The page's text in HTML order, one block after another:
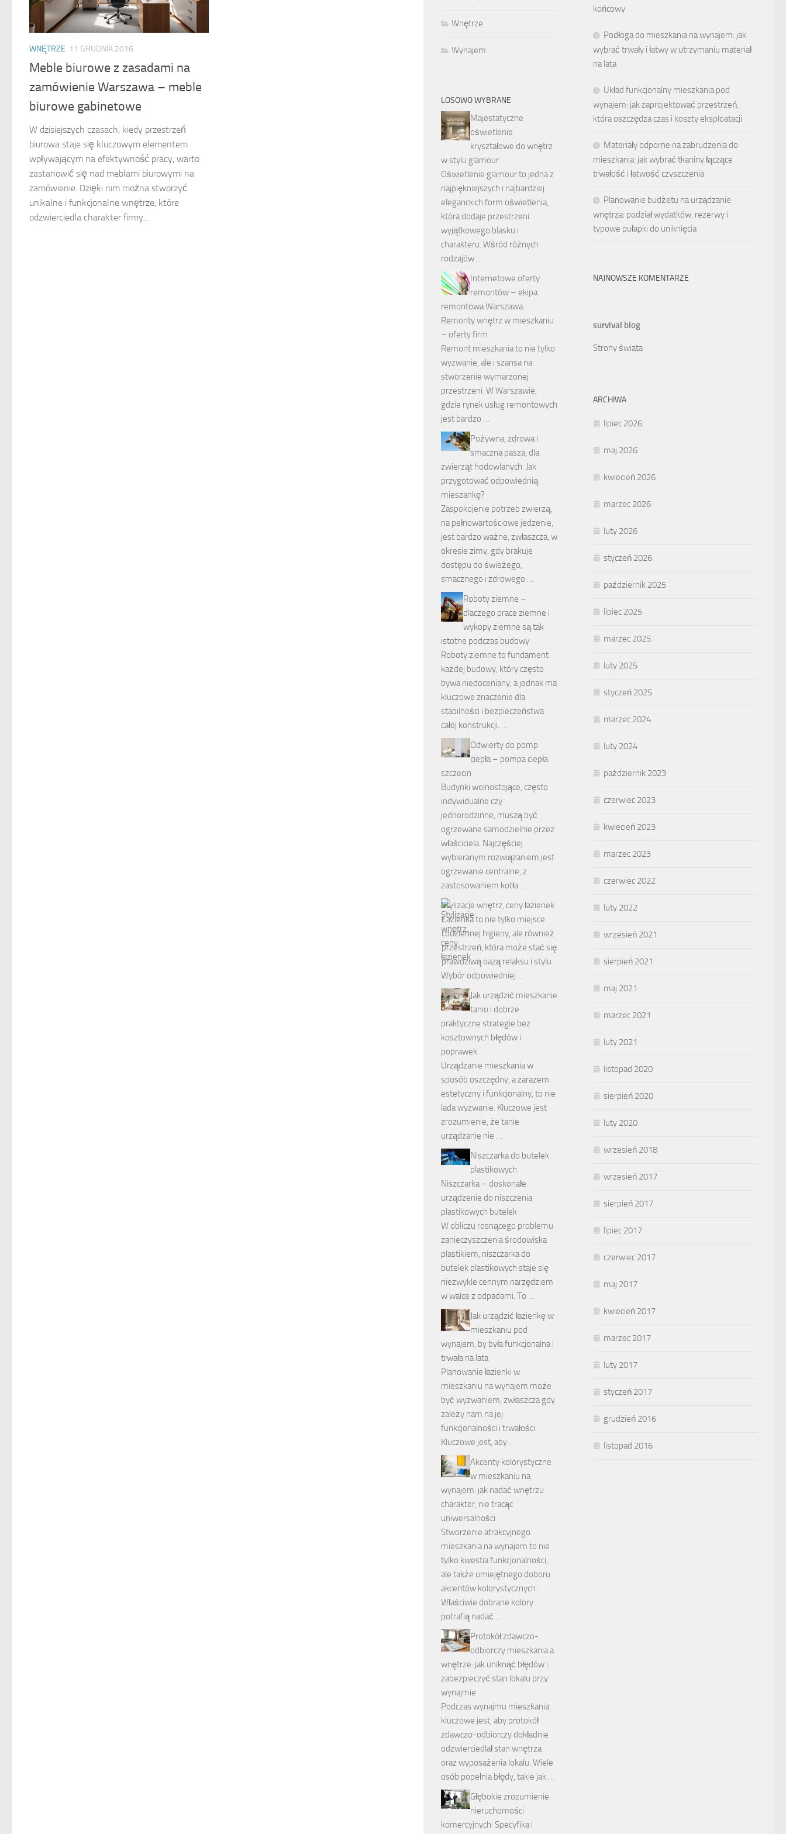
WNĘTRZE 11 GRUDNIA 2016
Meble biurowe z zasadami na
zamówienie Warszawa – meble
biurowe gabinetowe
W dzisiejszych czasach, kiedy przestrzeń
biurowa staje się kluczowym elementem
wpływającym na efektywność pracy, warto
zastanowić się nad meblami biurowymi na
zamówienie. Dzięki nim można stworzyć
unikalne i funkcjonalne wnętrze, które
odzwierciedla charakter firmy...
końcowy
Podłoga do mieszkania na wynajem: jak
wybrać trwały i łatwy w utrzymaniu materiał
na lata
Układ funkcjonalny mieszkania pod
wynajem: jak zaprojektować przestrzeń,
która oszczędza czas i koszty eksploatacji
Materiały odporne na zabrudzenia do
mieszkania: jak wybrać tkaniny łączące
trwałość i łatwość czyszczenia
Planowanie budżetu na urządzanie
wnętrza: podział wydatków, rezerwy i
typowe pułapki do uniknięcia
NAJNOWSZE KOMENTARZE
survival blog
Strony świata
ARCHIWA
lipiec 2026
maj 2026
kwiecień 2026
marzec 2026
luty 2026
styczeń 2026
październik 2025
lipiec 2025
marzec 2025
luty 2025
styczeń 2025
marzec 2024
luty 2024
październik 2023
czerwiec 2023
kwiecień 2023
marzec 2023
czerwiec 2022
luty 2022
wrzesień 2021
sierpień 2021
maj 2021
marzec 2021
luty 2021
listopad 2020
sierpień 2020
luty 2020
wrzesień 2018
wrzesień 2017
sierpień 2017
lipiec 2017
czerwiec 2017
maj 2017
kwiecień 2017
marzec 2017
luty 2017
styczeń 2017
grudzień 2016
listopad 2016
Wnętrze
Wynajem
LOSOWO WYBRANE
Majestatyczne
oświetlenie
kryształowe do wnętrz
w stylu glamour
Oświetlenie glamour to jedna z
najpiękniejszych i najbardziej
eleganckich form oświetlenia,
która dodaje przestrzeni
wyjątkowego blasku i
charakteru. Wśród różnych
rodzajów …
Internetowe oferty
remontów – ekipa
remontowa Warszawa.
Remonty wnętrz w mieszkaniu
– oferty firm
Remont mieszkania to nie tylko
wyzwanie, ale i szansa na
stworzenie wymarzonej
przestrzeni. W Warszawie,
gdzie rynek usług remontowych
jest bardzo …
Pożywna, zdrowa i
smaczna pasza, dla
zwierząt hodowlanych. Jak
przygotować odpowiednią
mieszankę?
Zaspokojenie potrzeb zwierzą,
na pełnowartościowe jedzenie,
jest bardzo ważne, zwłaszcza, w
okresie zimy, gdy brakuje
dostępu do świeżego,
smacznego i zdrowego …
Roboty ziemne –
dlaczego prace ziemne i
wykopy ziemne są tak
istotne podczas budowy
Roboty ziemne to fundament
każdej budowy, który często
bywa niedoceniany, a jednak ma
kluczowe znaczenie dla
stabilności i bezpieczeństwa
całej konstrukcji. …
Odwierty do pomp
ciepła – pompa ciepła
szczecin
Budynki wolnostojące, często
indywidualne czy
jednorodzinne, muszą być
ogrzewane samodzielnie przez
właściciela. Najczęściej
wybieranym rozwiązaniem jest
ogrzewanie centralne, z
zastosowaniem kotła …
Stylizacje wnętrz, ceny łazienek
Łazienka to nie tylko miejsce
codziennej higieny, ale również
przestrzeń, która może stać się
prawdziwą oazą relaksu i stylu.
Wybór odpowiedniej …
Jak urządzić mieszkanie
tanio i dobrze:
praktyczne strategie bez
kosztownych błędów i
poprawek
Urządzanie mieszkania w
sposób oszczędny, a zarazem
estetyczny i funkcjonalny, to nie
lada wyzwanie. Kluczowe jest
zrozumienie, że tanie
urządzanie nie …
Niszczarka do butelek
plastikowych.
Niszczarka – doskonałe
urządzenie do niszczenia
plastikowych butelek
W obliczu rosnącego problemu
zanieczyszczenia środowiska
plastikiem, niszczarka do
butelek plastikowych staje się
niezwykle cennym narzędziem
w walce z odpadami. To …
Jak urządzić łazienkę w
mieszkaniu pod
wynajem, by była funkcjonalna i
trwała na lata
Planowanie łazienki w
mieszkaniu na wynajem może
być wyzwaniem, zwłaszcza gdy
zależy nam na jej
funkcjonalności i trwałości.
Kluczowe jest, aby …
Akcenty kolorystyczne
w mieszkaniu na
wynajem: jak nadać wnętrzu
charakter, nie tracąc
uniwersalności
Stworzenie atrakcyjnego
mieszkania na wynajem to nie
tylko kwestia funkcjonalności,
ale także umiejętnego doboru
akcentów kolorystycznych.
Właściwie dobrane kolory
potrafią nadać …
Protokół zdawczo-
odbiorczy mieszkania a
wnętrze: jak uniknąć błędów i
zabezpieczyć stan lokalu przy
wynajmie
Podczas wynajmu mieszkania
kluczowe jest, aby protokół
zdawczo-odbiorczy dokładnie
odzwierciedlał stan wnętrza
oraz wyposażenia lokalu. Wiele
osób popełnia błędy, takie jak …
Głębokie zrozumienie
nieruchomości
komercyjnych: Specyfika i